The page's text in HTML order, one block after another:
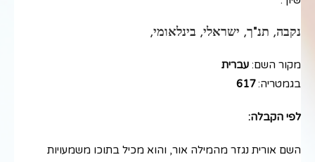
נקבה, תנ"ך, ישראלי, בינלאומי,
מקור השם: עברית
בגמטריה:617
לפי הקבלה:
השם אורית נגזר מהמילה אור, והוא מכיל בתוכו משמעויות